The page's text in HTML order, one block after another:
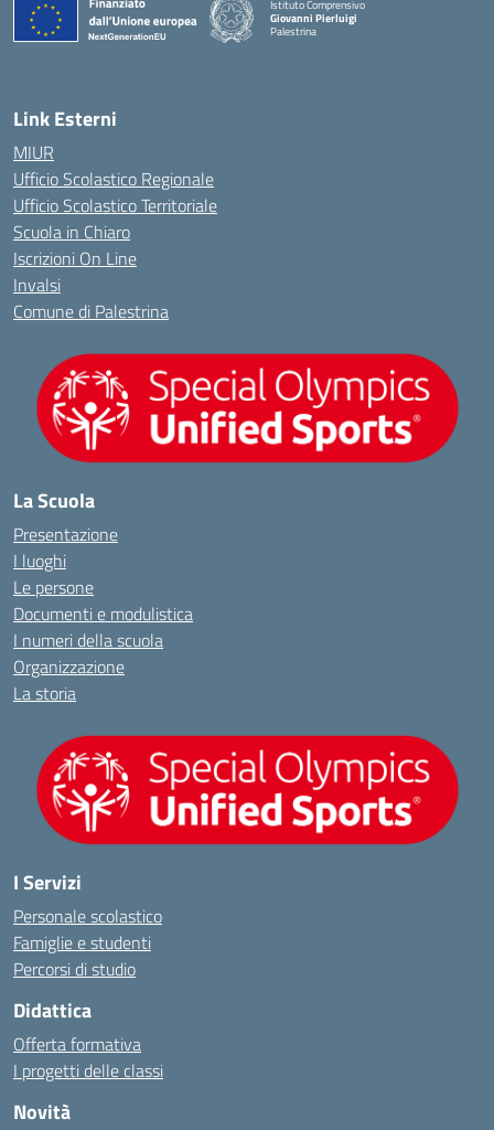
Istituto Comprensivo
Giovanni Pierluigi
Palestrina
Link Esterni
MIUR
Ufficio Scolastico Regionale
Ufficio Scolastico Territoriale
Scuola in Chiaro
Iscrizioni On Line
Invalsi
Comune di Palestrina
La Scuola
Presentazione
I luoghi
Le persone
Documenti e modulistica
I numeri della scuola
Organizzazione
La storia
I Servizi
Personale scolastico
Famiglie e studenti
Percorsi di studio
Didattica
Offerta formativa
I progetti delle classi
Novità